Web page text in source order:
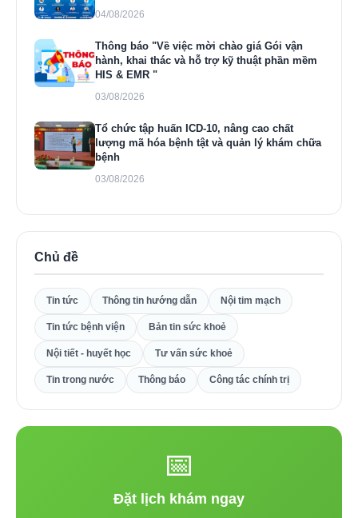
04/08/2026
Thông báo "Về việc mời chào giá Gói vận
hành, khai thác và hỗ trợ kỹ thuật phần mềm
HIS & EMR "
03/08/2026
Tổ chức tập huấn ICD-10, nâng cao chất
lượng mã hóa bệnh tật và quản lý khám chữa
bệnh
03/08/2026
Chủ đề
Tin tức Thông tin hướng dẫn Nội tim mạch
Tin tức bệnh viện Bản tin sức khoẻ
Nội tiết - huyết học Tư vấn sức khoẻ
Tin trong nước Thông báo Công tác chính trị
📅
Đặt lịch khám ngay